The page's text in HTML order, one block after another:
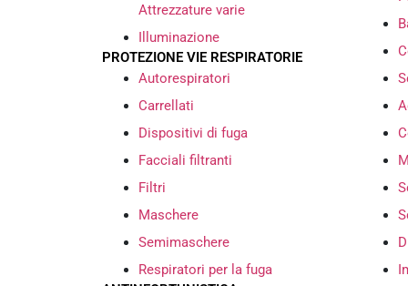
Attrezzature varie
Illuminazione
PROTEZIONE VIE RESPIRATORIE
Autorespiratori
Carrellati
Dispositivi di fuga
Facciali filtranti
Filtri
Maschere
Semimaschere
Respiratori per la fuga